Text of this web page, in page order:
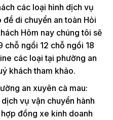
các loại hình dịch vụ
di chuyển an toàn Hỏi
Hôm nay chúng tôi sẽ
chỗ ngồi 12 chỗ ngồi 18
các loại tại phường an
khách tham khảo.
an xuyên cà mau:
vụ vận chuyển hành
đồng xe kinh doanh